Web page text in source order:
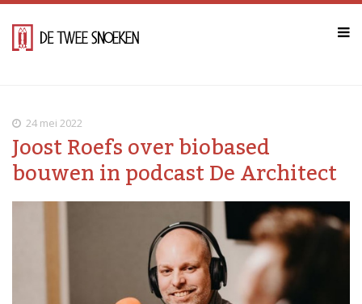
24 mei 2022
Joost Roefs over biobased
bouwen in podcast De Architect